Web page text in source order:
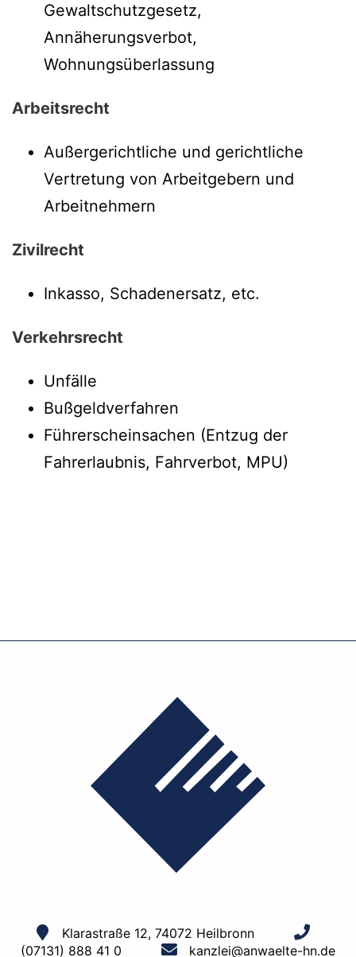
Gewaltschutzgesetz,
Annäherungsverbot,
Wohnungsüberlassung
Arbeitsrecht
Außergerichtliche und gerichtliche
Vertretung von Arbeitgebern und
Arbeitnehmern
Zivilrecht
Inkasso, Schadenersatz, etc.
Verkehrsrecht
Unfälle
Bußgeldverfahren
Führerscheinsachen (Entzug der
Fahrerlaubnis, Fahrverbot, MPU)
Klarastraße 12, 74072 Heilbronn
(07131) 888 41 0
kanzlei@anwaelte-hn.de